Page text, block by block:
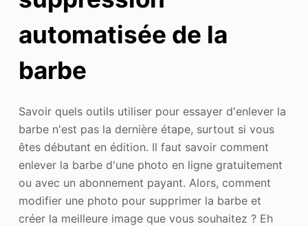
automatisée de la
barbe
Savoir quels outils utiliser pour essayer d'enlever la
barbe n'est pas la dernière étape, surtout si vous
êtes débutant en édition. Il faut savoir comment
enlever la barbe d'une photo en ligne gratuitement
ou avec un abonnement payant. Alors, comment
modifier une photo pour supprimer la barbe et
créer la meilleure image que vous souhaitez ? Eh